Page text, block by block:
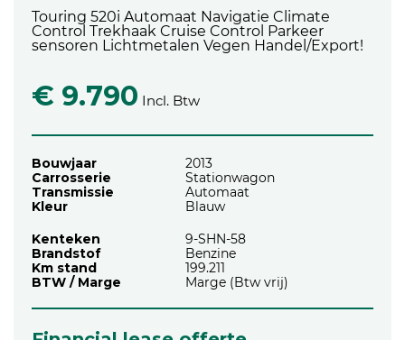
Touring 520i Automaat Navigatie Climate
Control Trekhaak Cruise Control Parkeer
sensoren Lichtmetalen Vegen Handel/Export!
€ 9.790 Incl. Btw
Bouwjaar
2013
Carrosserie
Stationwagon
Transmissie
Automaat
Kleur
Blauw
Kenteken
9-SHN-58
Brandstof
Benzine
Km stand
199.211
BTW / Marge
Marge (Btw vrij)